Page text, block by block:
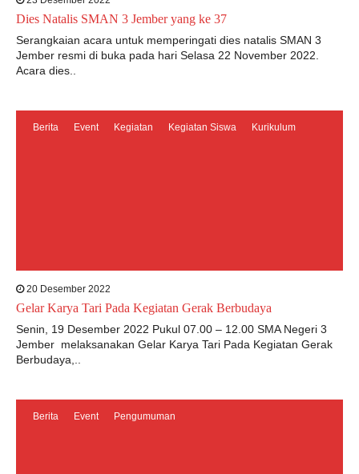
Dies Natalis SMAN 3 Jember yang ke 37
Serangkaian acara untuk memperingati dies natalis SMAN 3
Jember resmi di buka pada hari Selasa 22 November 2022.
Acara dies..
Berita Event Kegiatan Kegiatan Siswa Kurikulum
20 Desember 2022
Gelar Karya Tari Pada Kegiatan Gerak Berbudaya
Senin, 19 Desember 2022 Pukul 07.00 – 12.00 SMA Negeri 3
Jember melaksanakan Gelar Karya Tari Pada Kegiatan Gerak
Berbudaya,..
Berita Event Pengumuman